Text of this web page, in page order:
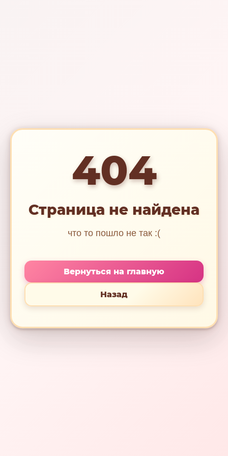
404
Страница не найдена
что то пошло не так :(
Вернуться на главную
Назад